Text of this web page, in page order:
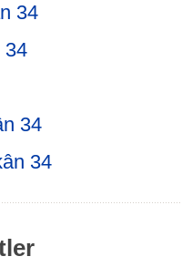
34
34
34
34